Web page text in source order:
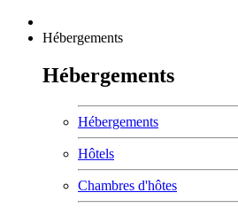
Hébergements
Hébergements
Hébergements
Hôtels
Chambres d'hôtes